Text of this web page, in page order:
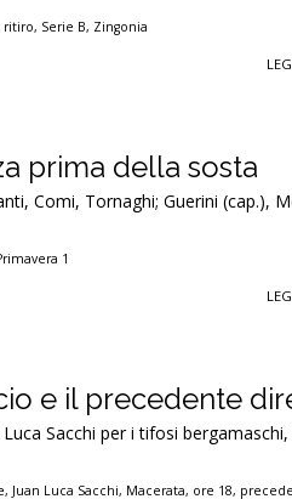
ritiro, Serie B, Zingonia
prima della sosta
Comi, Tornaghi; Guerini (cap.),
1
e il precedente
Sacchi per i tifosi
, Juan Luca Sacchi, Macerata, ore 18,